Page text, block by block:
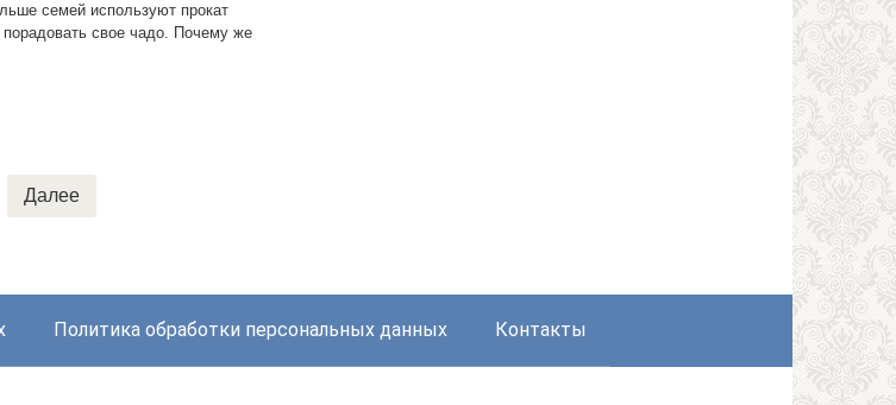
семей используют прокат
порадовать свое чадо. Почему же
Далее
Политика обработки персональных данных Контакты